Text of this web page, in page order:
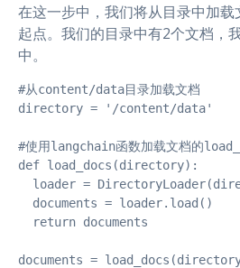
在这一步中，我们将从目录中加
起点。我们的目录中有2个文档，
中。
#从content/data目录加载文档
directory = '/content/data'
#使用langchain函数加载文档的
def load_docs(directory):
loader =
  documents = loader.load()
  return documents
documents =